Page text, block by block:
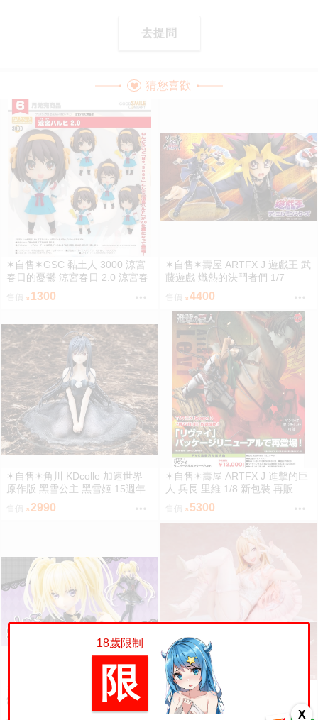
X
去提問
猜您喜歡
✶自售✶GSC 黏土人 3000 涼宮
春日的憂鬱 涼宮春日 2.0 涼宮春
日的憂郁
1300
✶自售✶壽屋 ARTFX J 遊戲王 武
藤遊戲 熾熱的決鬥者們 1/7
4400
✶自售✶角川 KDcolle 加速世界
原作版 黑雪公主 黑雪姬 15週年
紀念 結婚禮服 15周年
售價 2990
✶自售✶壽屋 ARTFX J 進擊的巨
人 兵長 里維 1/8 新包裝 再販
售價 5300
✶自售✶壽屋 守護甜心 星名歌唄
制服 Ver 1/7 月詠歌唄
✶自售✶ANIPLEX 戀上換裝娃娃
喜多川海夢 吊帶睡衣 Ver. 1/7
18歲限制
限